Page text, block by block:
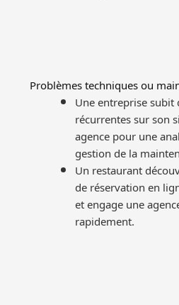
Problèmes techniques ou
Une entreprise subit
récurrentes sur son
agence pour une
gestion de la
Un restaurant
de réservation en
et engage une
rapidement.